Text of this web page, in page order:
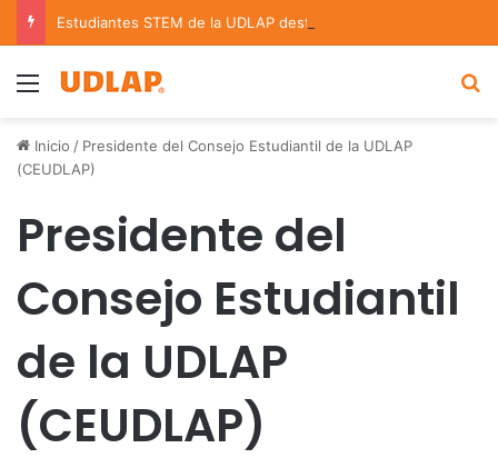
Menu
Inicio / Presidente del Consejo Estudiantil de la UDLAP
(CEUDLAP)
Presidente del
Consejo Estudiantil
de la UDLAP
(CEUDLAP)